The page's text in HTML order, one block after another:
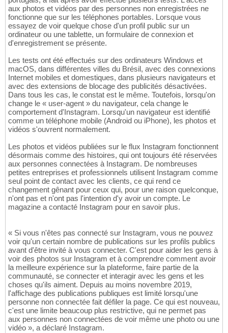
aux photos et vidéos par des personnes non enregistrées ne
fonctionne que sur les téléphones portables. Lorsque vous
essayez de voir quelque chose d'un profil public sur un
ordinateur ou une tablette, un formulaire de connexion et
d'enregistrement se présente.
Les tests ont été effectués sur des ordinateurs Windows et
macOS, dans différentes villes du Brésil, avec des connexions
Internet mobiles et domestiques, dans plusieurs navigateurs et
avec des extensions de blocage des publicités désactivées.
Dans tous les cas, le constat est le même. Toutefois, lorsqu'on
change le « user-agent » du navigateur, cela change le
comportement d'Instagram. Lorsqu'un navigateur est identifié
comme un téléphone mobile (Android ou iPhone), les photos et
vidéos s'ouvrent normalement.
Les photos et vidéos publiées sur le flux Instagram fonctionnent
désormais comme des histoires, qui ont toujours été réservées
aux personnes connectées à Instagram. De nombreuses
petites entreprises et professionnels utilisent Instagram comme
seul point de contact avec les clients, ce qui rend ce
changement gênant pour ceux qui, pour une raison quelconque,
n'ont pas et n'ont pas l'intention d'y avoir un compte. Le
magazine a contacté Instagram pour en savoir plus.
« Si vous n'êtes pas connecté sur Instagram, vous ne pouvez
voir qu'un certain nombre de publications sur les profils publics
avant d'être invité à vous connecter. C'est pour aider les gens à
voir des photos sur Instagram et à comprendre comment avoir
la meilleure expérience sur la plateforme, faire partie de la
communauté, se connecter et interagir avec les gens et les
choses qu'ils aiment. Depuis au moins novembre 2019,
l'affichage des publications publiques est limité lorsqu'une
personne non connectée fait défiler la page. Ce qui est nouveau,
c'est une limite beaucoup plus restrictive, qui ne permet pas
aux personnes non connectées de voir même une photo ou une
vidéo », a déclaré Instagram.